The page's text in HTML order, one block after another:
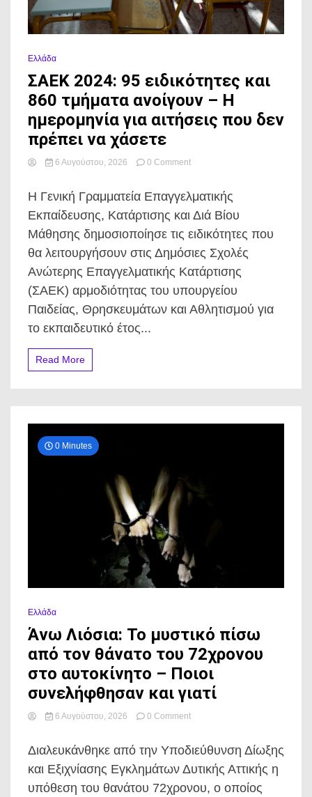
Ελλάδα
ΣΑΕΚ 2024: 95 ειδικότητες και
860 τμήματα ανοίγουν – Η
ημερομηνία για αιτήσεις που δεν
πρέπει να χάσετε
6 Αυγούστου, 2026 0 Commenton
95
ειδικότητες
860
τμήματα
ανοίγουν
–
Η
ημερομηνία
για
Η Γενική Γραμματεία Επαγγελματικής
Εκπαίδευσης, Κατάρτισης και Διά Βίου
Μάθησης δημοσιοποίησε τις ειδικότητες που
θα λειτουργήσουν στις Δημόσιες Σχολές
Ανώτερης Επαγγελματικής Κατάρτισης
(ΣΑΕΚ) αρμοδιότητας του υπουργείου
Παιδείας, Θρησκευμάτων και Αθλητισμού για
το εκπαιδευτικό έτος...
Read More
0 Minutes
Ελλάδα
Άνω Λιόσια: Το μυστικό πίσω
από τον θάνατο του 72χρονου
στο αυτοκίνητο – Ποιοι
συνελήφθησαν και γιατί
6 Αυγούστου, 2026 0 Commenton
Το
μυστικό
από
Διαλευκάνθηκε από την Υποδιεύθυνση Δίωξης
και Εξιχνίασης Εγκλημάτων Δυτικής Αττικής η
υπόθεση του θανάτου 72χρονου, ο οποίος